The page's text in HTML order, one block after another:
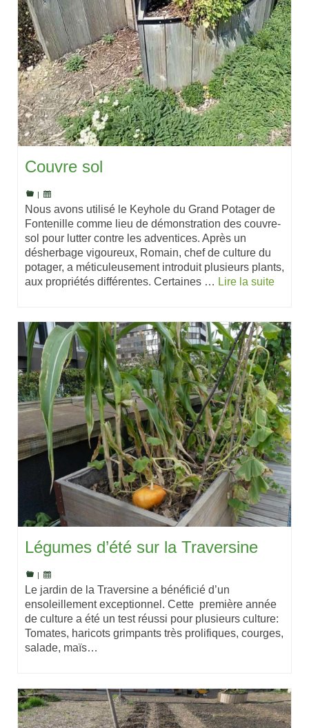
Couvre sol
|
Nous avons utilisé le Keyhole du Grand Potager de
Fontenille comme lieu de démonstration des couvre-
sol pour lutter contre les adventices. Après un
désherbage vigoureux, Romain, chef de culture du
potager, a méticuleusement introduit plusieurs plants,
aux propriétés différentes. Certaines … Lire la suite
Légumes d’été sur la Traversine
Le jardin de la Traversine a bénéficié d’un
ensoleillement exceptionnel. Cette première année
de culture a été un test réussi pour plusieurs culture:
Tomates, haricots grimpants très prolifiques, courges,
salade, maïs…